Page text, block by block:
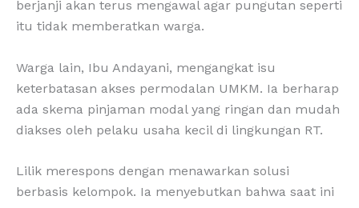
berjanji akan terus mengawal agar pungutan seperti
itu tidak memberatkan warga.
Warga lain, Ibu Andayani, mengangkat isu
keterbatasan akses permodalan UMKM. Ia berharap
ada skema pinjaman modal yang ringan dan mudah
diakses oleh pelaku usaha kecil di lingkungan RT.
Lilik merespons dengan menawarkan solusi
berbasis kelompok. Ia menyebutkan bahwa saat ini